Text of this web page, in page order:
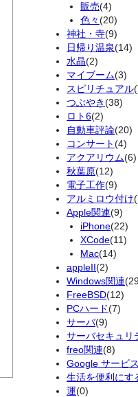
販売(4)
色々(20)
神社・寺(9)
日帰り温泉(14)
水晶(2)
マイブーム(3)
スピリチュアル
つぶやき(38)
ロト6(2)
自動車評論(20)
コンサート(4)
アクアリウム(6)
秋葉原(12)
電子工作(9)
アルミロウ付け
Apple関連(9)
iPhone(22)
XCode(11)
Mac(14)
appleII(2)
Windows関連
FreeBSD(12)
PCハード(7)
サーバ(9)
サーバセキュリ
freo関連(8)
Google サービ
生活を便利にす
運(0)